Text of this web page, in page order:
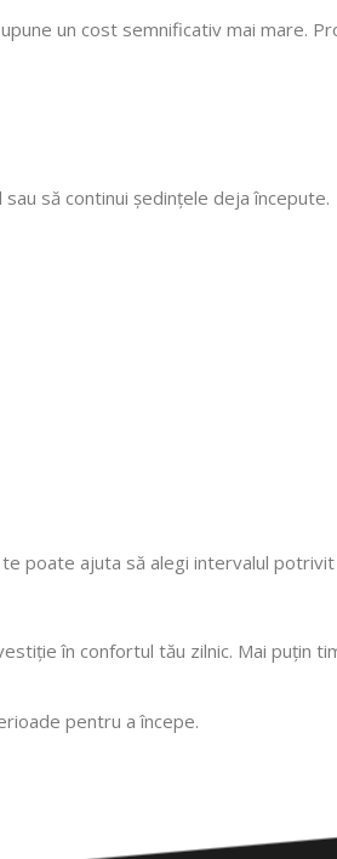
un cost semnificativ mai mare.
să continui ședințele deja începute.
te poate ajuta să alegi intervalul
în confortul tău zilnic. Mai puțin
pentru a începe.